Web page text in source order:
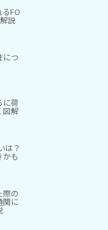
FO
説
につ
に荷
図解
は？
かも
際の
関に